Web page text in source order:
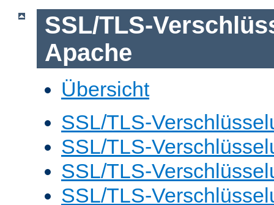
SSL/TLS-
Apache
Übersicht
SSL/TLS-
SSL/TLS-
SSL/TLS-
SSL/TLS-